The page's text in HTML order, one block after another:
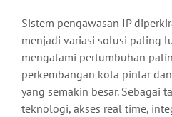
Sistem pengawasan IP
menjadi variasi solusi paling
mengalami pertumbuhan
perkembangan kota pintar
yang semakin besar. Sebagai
teknologi, akses real time,